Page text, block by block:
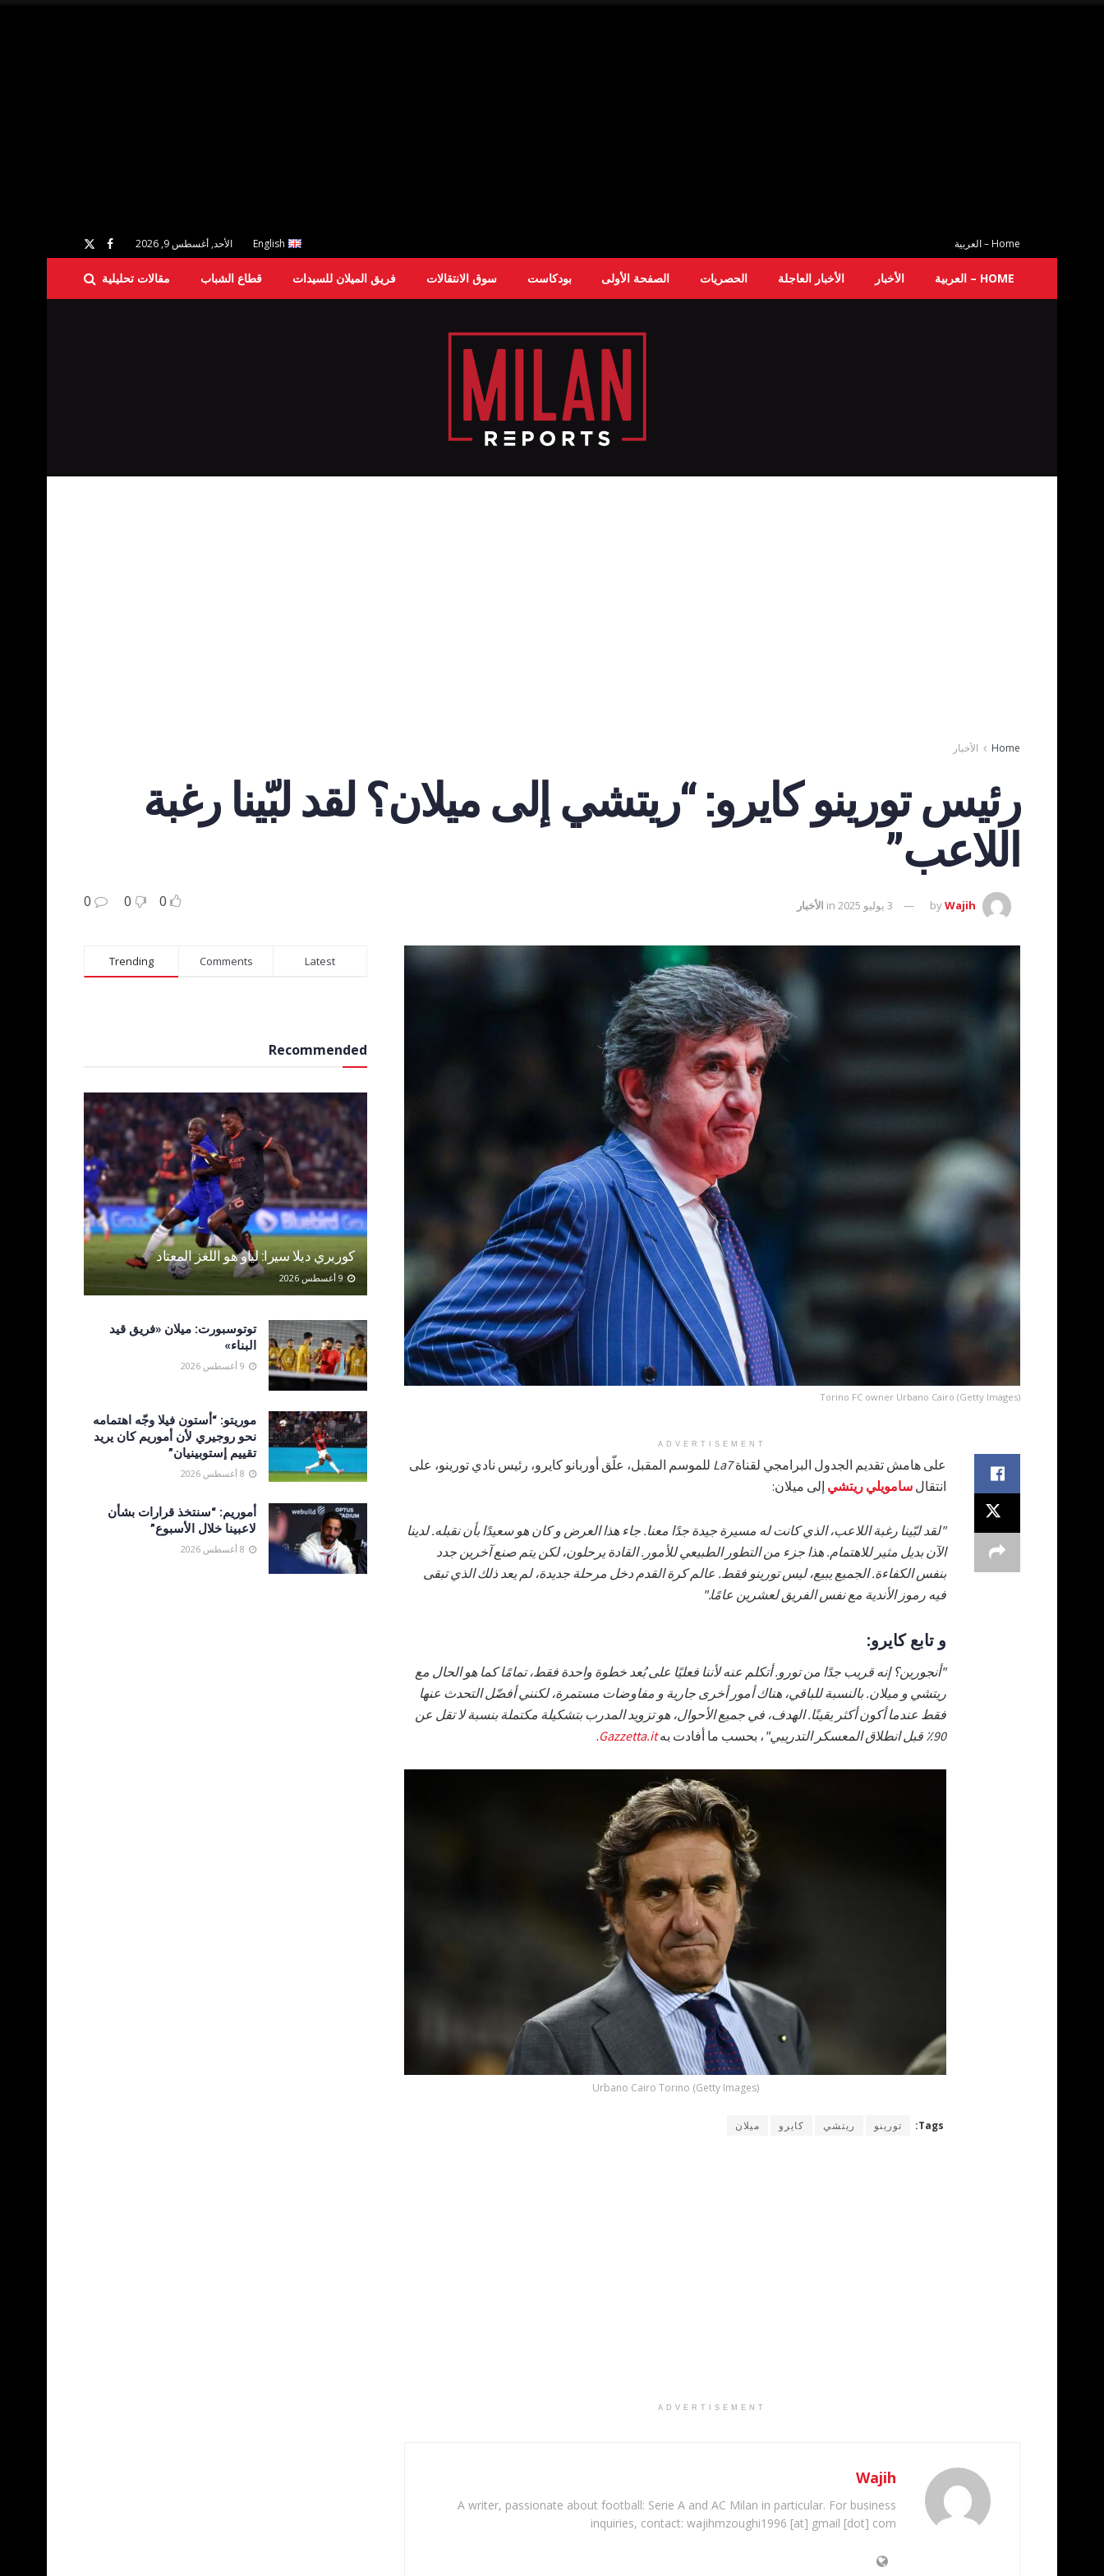
Home – العربية English الأحد, أغسطس 9, 2026
HOME – العربية الأخبار الأخبار العاجلة الحصريات الصفحة الأولى بودكاست سوق الانتقالات فريق الميلان للسيدات قطاع الشباب مقالات تحليلية
Home الأخبار
رئيس تورينو كايرو: “ريتشي إلى ميلان؟ لقد لبّينا رغبة
اللاعب”
byWajih 3 يوليو 2025 in الأخبار 0
0
Torino FC owner Urbano Cairo (Getty Images)
ADVERTISEMENT
على هامش تقديم الجدول البرامجي لقناةLa7
للموسم المقبل، علّق أوربانو كايرو، رئيس نادي تورينو، على
انتقال سامويلي ريتشي إلى ميلان:
"لقد لبّينا رغبة اللاعب، الذي كانت له مسيرة جيدة جدًا معنا. جاء هذا العرض و كان هو سعيدًا بأن نقبله. لدينا
الآن بديل مثير للاهتمام. هذا جزء من التطور الطبيعي للأمور. القادة يرحلون، لكن يتم صنع آخرين جدد
بنفس الكفاءة. الجميع يبيع، ليس تورينو فقط. عالم كرة القدم دخل مرحلة جديدة، لم يعد ذلك الذي تبقى
فيه رموز الأندية مع نفس الفريق لعشرين عامًا."
و تابع كايرو:
"أنجورين؟ إنه قريب جدًا من تورو. أتكلم عنه لأننا فعليًا على بُعد خطوة واحدة فقط، تمامًا كما هو الحال مع
ريتشي و ميلان. بالنسبة للباقي، هناك أمور أخرى جارية و مفاوضات مستمرة، لكنني أفضّل التحدث عنها
فقط عندما أكون أكثر يقينًا. الهدف، في جميع الأحوال، هو تزويد المدرب بتشكيلة مكتملة بنسبة لا تقل عن
90٪ قبل انطلاق المعسكر التدريبي"
، بحسب ما أفادت بهGazzetta.it
.
Urbano Cairo Torino (Getty Images)
Tags: تورينو ريتشي كايرو ميلان
ADVERTISEMENT
Wajih
A writer, passionate about football: Serie A and AC Milan in particular. For business
inquiries, contact: wajihmzoughi1996 [at] gmail [dot] com
Trending Comments Latest
Recommended
كوريري ديلا سيرا: لياو هو اللغز المعتاد
توتوسبورت: ميلان «فريق قيد
البناء»
موريتو: “أستون فيلا وجّه اهتمامه
نحو روجيري لأن أموريم كان يريد
تقييم إستوبينيان”
أموريم: “سنتخذ قرارات بشأن
لاعبينا خلال الأسبوع”